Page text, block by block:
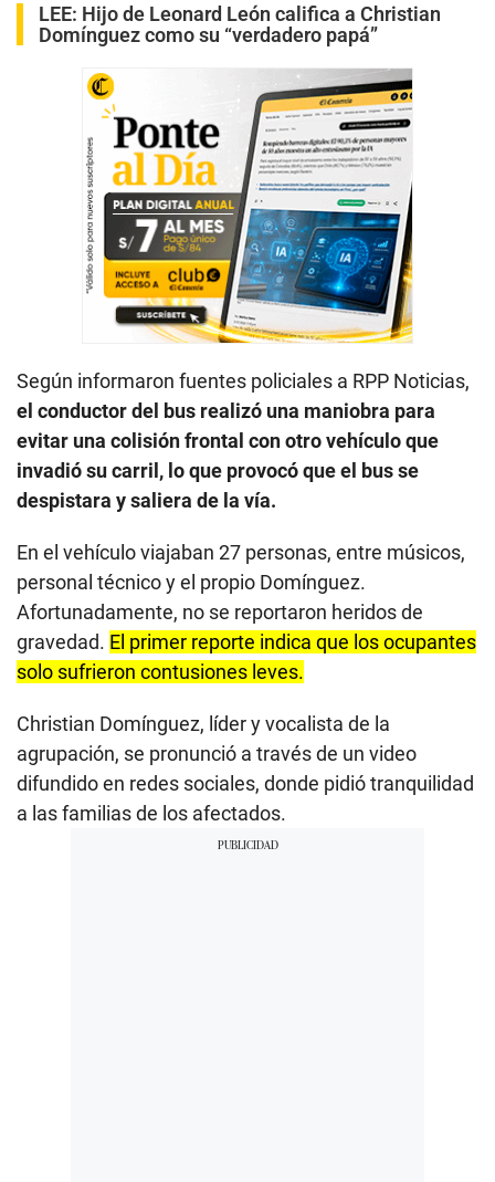
LEE: Hijo de Leonard León califica a Christian
Domínguez como su “verdadero papá”
Según informaron fuentes policiales a RPP Noticias,
el conductor del bus realizó una maniobra para
evitar una colisión frontal con otro vehículo que
invadió su carril, lo que provocó que el bus se
despistara y saliera de la vía.
En el vehículo viajaban 27 personas, entre músicos,
personal técnico y el propio Domínguez.
Afortunadamente, no se reportaron heridos de
gravedad. El primer reporte indica que los ocupantes
solo sufrieron contusiones leves.
Christian Domínguez, líder y vocalista de la
agrupación, se pronunció a través de un video
difundido en redes sociales, donde pidió tranquilidad
a las familias de los afectados.